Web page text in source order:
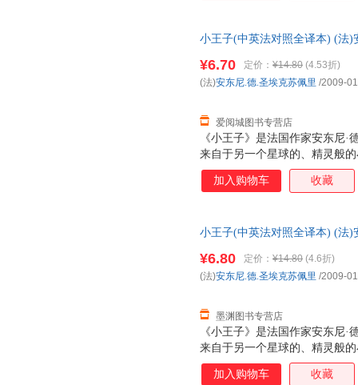
他刻画的小王子形象开始，到
小王子(中英法对照全译本) (法
货，85%城市次日达，团购优
《小王子》是法国作家安东尼
来自于另一个星球的、精灵般
待我们的世界，既揭露、批判
种责任”，只有通过“交流”才
¥6.70 定价： ¥14.80 (4.53折)
爱阅城图书专营店
(法)安东尼.德.圣埃克苏佩里 /2009-
加入购物车 收藏
小王子(中英法对照全译本) (法
优惠咨询在线客服！
《小王子》是法国作家安东尼
来自于另一个星球的、精灵般
待我们的世界，既揭露、批判
种责任”，只有通过“交流”才
¥6.80 定价： ¥14.80 (4.6折)
墨渊图书专营店
(法)安东尼.德.圣埃克苏佩里 /2009-
加入购物车 收藏